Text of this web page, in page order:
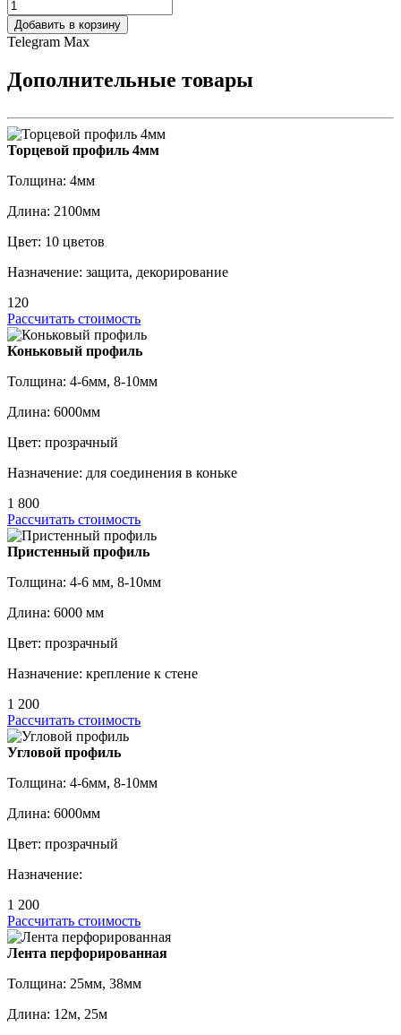
Добавить в корзину
Telegram Max
Дополнительные товары
Торцевой профиль 4мм
Толщина: 4мм
Длина: 2100мм
Цвет: 10 цветов
Назначение: защита, декорирование
120
Рассчитать стоимость
Коньковый профиль
Толщина: 4-6мм, 8-10мм
Длина: 6000мм
Цвет: прозрачный
Назначение: для соединения в коньке
1 800
Рассчитать стоимость
Пристенный профиль
Толщина: 4-6 мм, 8-10мм
Длина: 6000 мм
Цвет: прозрачный
Назначение: крепление к стене
1 200
Рассчитать стоимость
Угловой профиль
Толщина: 4-6мм, 8-10мм
Длина: 6000мм
Цвет: прозрачный
Назначение:
1 200
Рассчитать стоимость
Лента перфорированная
Толщина: 25мм, 38мм
Длина: 12м, 25м